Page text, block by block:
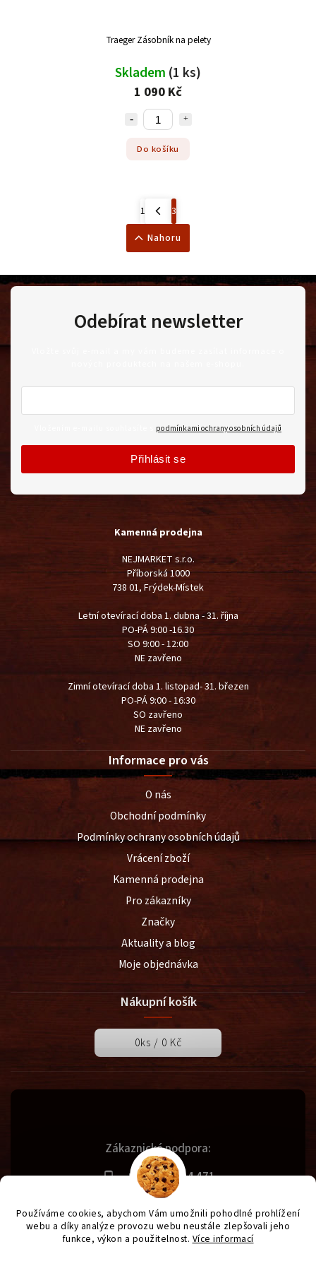
Používáme cookies, abychom Vám umožnili pohodlné prohlížení
webu a díky analýze provozu webu neustále zlepšovali jeho
funkce, výkon a použitelnost. Více informací
Traeger Zásobník na pelety
Skladem (1 ks)
1 090 Kč
Do košíku
1
3
Nahoru
Zákaznická podpora:
+420 731 614 471
info@svetgrilu.cz
Kamenná prodejna
NEJMARKET s.r.o.
Příborská 1000
738 01, Frýdek-Místek
Letní otevírací doba 1. dubna - 31. října
PO-PÁ 9:00 -16.30
SO 9:00 - 12:00
NE zavřeno
Zimní otevírací doba 1. listopad- 31. březen
PO-PÁ 9:00 - 16:30
SO zavřeno
NE zavřeno
Informace pro vás
O nás
Obchodní podmínky
Podmínky ochrany osobních údajů
Vrácení zboží
Kamenná prodejna
Pro zákazníky
Značky
Aktuality a blog
Moje objednávka
Nákupní košík
0ks / 0 Kč
Odebírat newsletter
podmínkami ochrany osobních údajů
Přihlásit se